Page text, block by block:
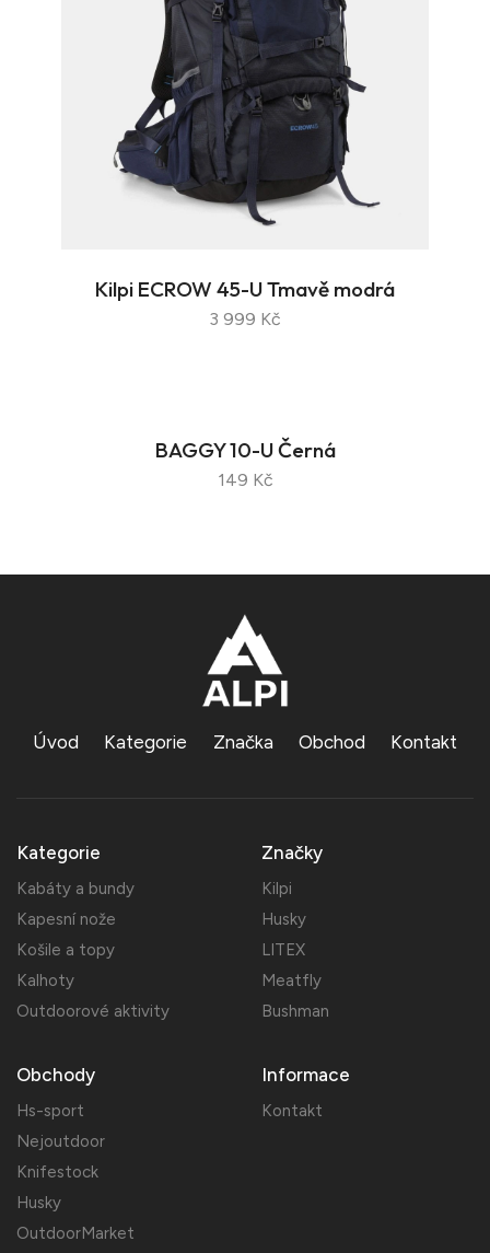
Kilpi ECROW 45-U Tmavě modrá
3 999 Kč
BAGGY 10-U Černá
149 Kč
Úvod Kategorie Značka Obchod Kontakt
Kategorie
Kabáty a bundy
Kapesní nože
Košile a topy
Kalhoty
Outdoorové aktivity
Značky
Kilpi
Husky
LITEX
Meatfly
Bushman
Obchody
Hs-sport
Nejoutdoor
Knifestock
Husky
OutdoorMarket
Informace
Kontakt